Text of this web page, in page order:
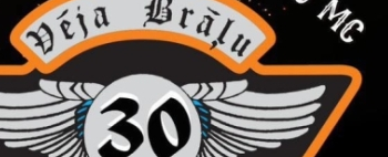
un metožu izmēģināšana praksē arī vēl
1-FR01-KA201-047884) tiek finansēts ar
uzskatus, un Komisijai nevar uzlikt atbildību par